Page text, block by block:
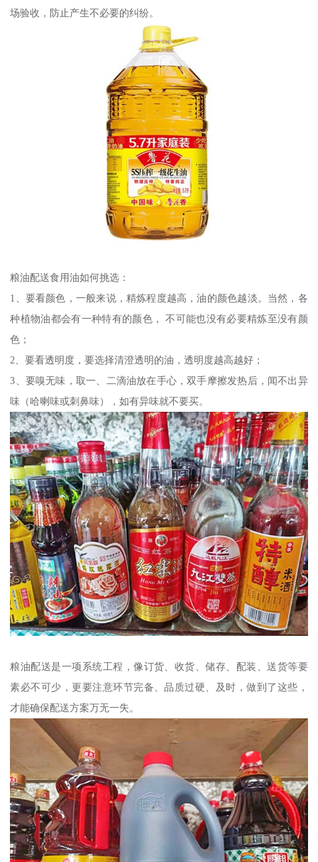
场验收，防止产生不必要的纠纷。
粮油配送食用油如何挑选：
1、要看颜色，一般来说，精炼程度越高，油的颜色越淡。当然，各
种植物油都会有一种特有的颜色， 不可能也没有必要精炼至没有颜
色；
2、要看透明度，要选择清澄透明的油，透明度越高越好；
3、要嗅无味，取一、二滴油放在手心，双手摩擦发热后，闻不出异
味（哈喇味或刺鼻味），如有异味就不要买。
粮油配送是一项系统工程，像订货、收货、储存、配装、送货等要
素必不可少，更要注意环节完备、品质过硬、及时，做到了这些，
才能确保配送方案万无一失。